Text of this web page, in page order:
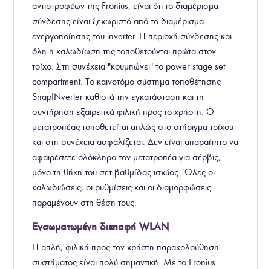
αντιστροφέων της Fronius, είναι ότι το διαμέρισμα
σύνδεσης είναι ξεχωριστό από το διαμέρισμα
ενεργοποίησης του inverter. Η περιοχή σύνδεσης και
όλη η καλωδίωση της τοποθετούνται πρώτα στον
τοίχο. Στη συνέχεια "κουμπώνει" το power stage set
compartment. Το καινοτόμο σύστημα τοποθέτησης
SnapINverter καθιστά την εγκατάσταση και τη
συντήρηση εξαιρετικά φιλική προς το χρήστη. Ο
μετατροπέας τοποθετείται απλώς στο στήριγμα τοίχου
και στη συνέχεια ασφαλίζεται. Δεν είναι απαραίτητο να
αφαιρέσετε ολόκληρο τον μετατροπέα για σέρβις,
μόνο τη θήκη του σετ βαθμίδας ισχύος. Όλες οι
καλωδιώσεις, οι ρυθμίσεις και οι διαμορφώσεις
παραμένουν στη θέση τους.
Ενσωματωμένη διεπαφή WLAN
Η απλή, φιλική προς τον χρήστη παρακολούθηση
συστήματος είναι πολύ σημαντική. Με το Fronius